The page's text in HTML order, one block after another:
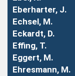
Eberharter, J.
Echsel, M.
Eckardt, D.
Effing, T.
Eggert, M.
Ehresmann, M.